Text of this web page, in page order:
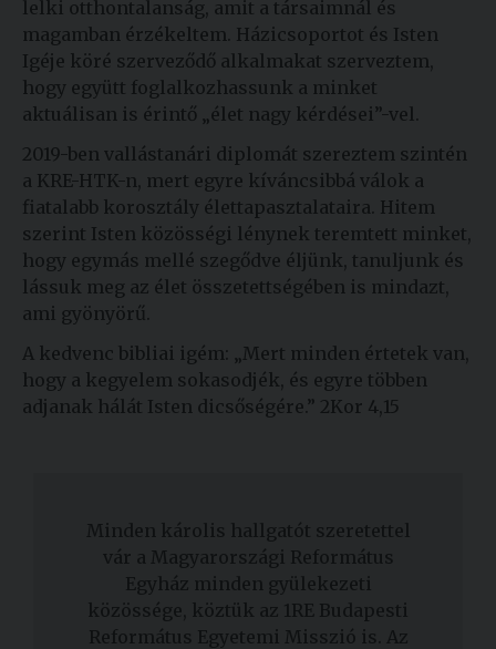
lelki otthontalanság, amit a társaimnál és
magamban érzékeltem. Házicsoportot és Isten
Igéje köré szerveződő alkalmakat szerveztem,
hogy együtt foglalkozhassunk a minket
aktuálisan is érintő „élet nagy kérdései”-vel.
2019-ben vallástanári diplomát szereztem szintén
a KRE-HTK-n, mert egyre kíváncsibbá válok a
fiatalabb korosztály élettapasztalataira. Hitem
szerint Isten közösségi lénynek teremtett minket,
hogy egymás mellé szegődve éljünk, tanuljunk és
lássuk meg az élet összetettségében is mindazt,
ami gyönyörű.
A kedvenc bibliai igém: „Mert minden értetek van,
hogy a kegyelem sokasodjék, és egyre többen
adjanak hálát Isten dicsőségére.” 2Kor 4,15
Minden károlis hallgatót szeretettel
vár a Magyarországi Református
Egyház minden gyülekezeti
közössége, köztük az 1RE Budapesti
Református Egyetemi Misszió is. Az